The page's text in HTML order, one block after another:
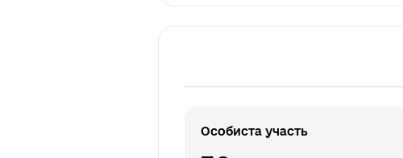
Особиста участь